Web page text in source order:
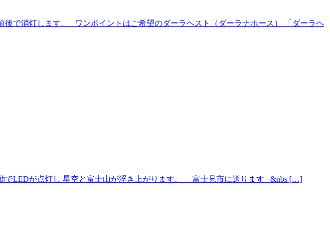
で消灯します。 ワンポイントはご希望のダーラヘスト（ダーラナホース） 「ダーラヘ
でLEDが点灯し 星空と富士山が浮き上がります。 富士見市に送ります &nbs […]